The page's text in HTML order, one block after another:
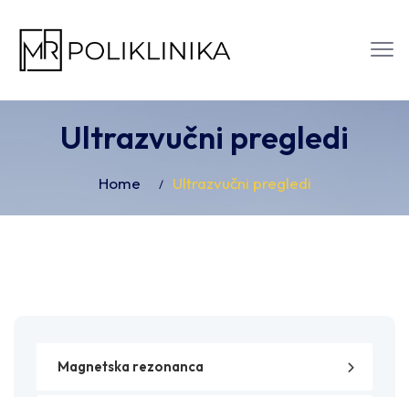
Ultrazvučni pregledi
Home Ultrazvučni pregledi
Magnetska rezonanca